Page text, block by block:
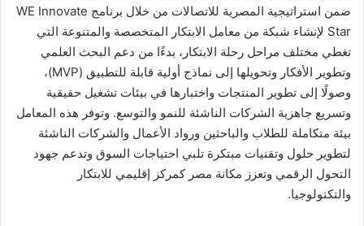
ضمن استراتيجية المصرية للاتصالات من خلال برنامج WE Innovate
Star لإنشاء شبكة من معامل الابتكار المتخصصة والمتنوعة التي
تغطي مختلف مراحل رحلة الابتكار، بدءًا من دعم البحث العلمي
وتطوير الأفكار وتحويلها إلى نماذج أولية قابلة للتطبيق (MVP)،
وصولًا إلى تطوير المنتجات واختبارها في بيئات تشغيل حقيقية
وتسريع جاهزية الشركات الناشئة للنمو والتوسع. وتوفر هذه المعامل
بيئة متكاملة للطلاب والباحثين ورواد الأعمال والشركات الناشئة
لتطوير حلول وتقنيات مبتكرة تلبي احتياجات السوق وتدعم جهود
التحول الرقمي وتعزز مكانة مصر كمركز إقليمي للابتكار
والتكنولوجيا.